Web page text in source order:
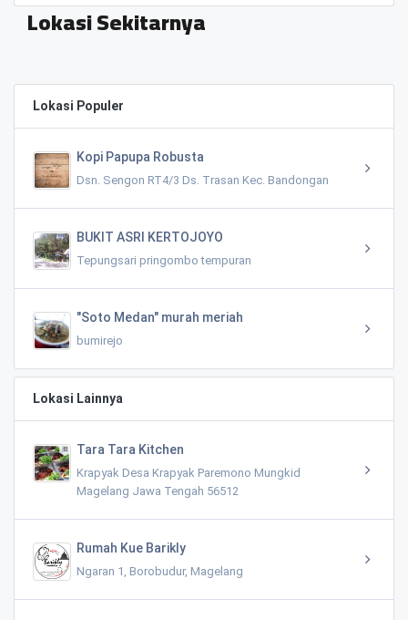
Lokasi Sekitarnya
Lokasi Populer
Kopi Papupa Robusta
Dsn. Sengon RT4/3 Ds. Trasan Kec. Bandongan
BUKIT ASRI KERTOJOYO
Tepungsari pringombo tempuran
"Soto Medan" murah meriah
bumirejo
Lokasi Lainnya
Tara Tara Kitchen
Krapyak Desa Krapyak Paremono Mungkid
Magelang Jawa Tengah 56512
Rumah Kue Barikly
Ngaran 1, Borobudur, Magelang